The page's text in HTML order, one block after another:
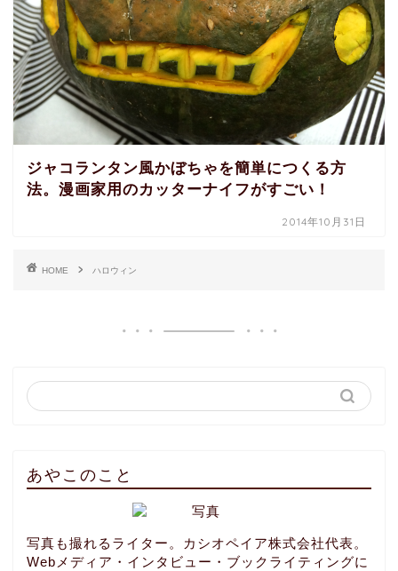
ジャコランタン風かぼちゃを簡単につくる方
法。漫画家用のカッターナイフがすごい！
2014年10月31日
HOME ハロウィン
あやこのこと
写真も撮れるライター。カシオペイア株式会社代表。
Webメディア・インタビュー・ブックライティングに